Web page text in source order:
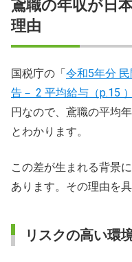
鳶職の年収が日
理由
国税庁の「 令和5年分
告－ 2 平均給与（p.15 ）
円なので、鳶職の平均
とわかります。
この差が生まれる背景
あります。その理由を
リスクの高い環